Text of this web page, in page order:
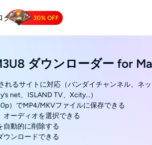
動画をダウンロードする.
グ 30% OFF
ダウンローダー for
れるサイトに対応（バンダイチャンネル、ネ
net、ISLAND TV、Xcity...）
）でMP4/MKVファイルに保存できる
オーディオを選択できる
自動的に削除する
ウンロードできる